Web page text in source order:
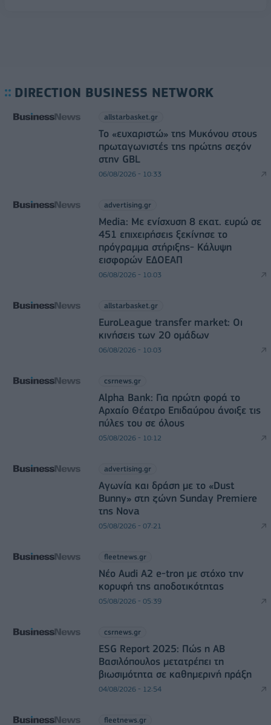
DIRECTION BUSINESS NETWORK
allstarbasket.gr
Το «ευχαριστώ» της Μυκόνου στους
πρωταγωνιστές της πρώτης σεζόν
στην GBL
06/08/2026 - 10:33
advertising.gr
Media: Με ενίσχυση 8 εκατ. ευρώ σε
451 επιχειρήσεις ξεκίνησε το
πρόγραμμα στήριξης- Κάλυψη
εισφορών ΕΔΟΕΑΠ
06/08/2026 - 10:03
allstarbasket.gr
EuroLeague transfer market: Οι
κινήσεις των 20 ομάδων
06/08/2026 - 10:03
csrnews.gr
Alpha Bank: Για πρώτη φορά το
Αρχαίο Θέατρο Επιδαύρου άνοιξε τις
πύλες του σε όλους
05/08/2026 - 10:12
advertising.gr
Αγωνία και δράση με το «Dust
Bunny» στη ζώνη Sunday Premiere
της Nova
05/08/2026 - 07:21
fleetnews.gr
Νέο Audi A2 e-tron με στόχο την
κορυφή της αποδοτικότητας
05/08/2026 - 05:39
csrnews.gr
ESG Report 2025: Πώς η ΑΒ
Βασιλόπουλος μετατρέπει τη
βιωσιμότητα σε καθημερινή πράξη
04/08/2026 - 12:54
fleetnews.gr